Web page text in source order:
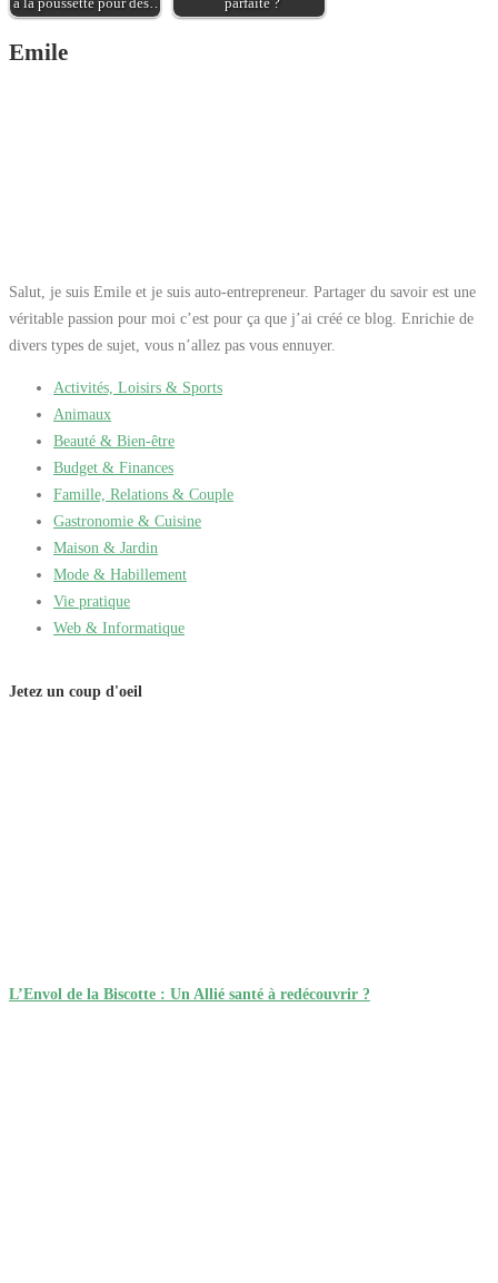
à la poussette pour des…
parfaite ?
Emile
Salut, je suis Emile et je suis auto-entrepreneur. Partager du savoir est une
véritable passion pour moi c’est pour ça que j’ai créé ce blog. Enrichie de
divers types de sujet, vous n’allez pas vous ennuyer.
Activités, Loisirs & Sports
Animaux
Beauté & Bien-être
Budget & Finances
Famille, Relations & Couple
Gastronomie & Cuisine
Maison & Jardin
Mode & Habillement
Vie pratique
Web & Informatique
Jetez un coup d'oeil
L’Envol de la Biscotte : Un Allié santé à redécouvrir ?